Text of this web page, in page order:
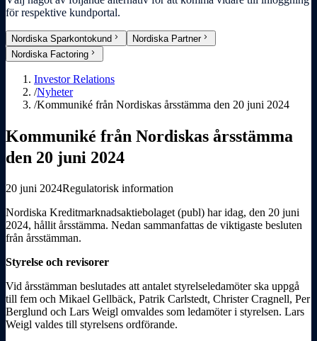
för respektive kundportal.
Nordiska Sparkontokund chevron_right Nordiska Partnerchevron_right
Nordiska Factoring chevron_right
Investor Relations
/Nyheter
/Kommuniké från Nordiskas årsstämma den 20 juni 2024
Kommuniké från Nordiskas årsstämma
den 20 juni 2024
20 juni 2024Regulatorisk information
Nordiska Kreditmarknadsaktiebolaget (publ) har idag, den 20 juni
2024, hållit årsstämma. Nedan sammanfattas de viktigaste besluten
från årsstämman.
Styrelse och revisorer
Vid årsstämman beslutades att antalet styrelseledamöter ska uppgå
till fem och Mikael Gellbäck, Patrik Carlstedt, Christer Cragnell, Per
Berglund och Lars Weigl omvaldes som ledamöter i styrelsen. Lars
Weigl valdes till styrelsens ordförande.